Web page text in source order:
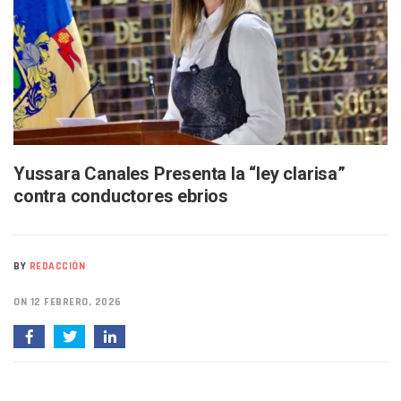
Van Por La Reorganización De Los Archivos Municipales
Estados Unidos Endurece Su Combate Al CJNG Con
Buscan A Wilber Armando Colmenares Márquez,
Melissa Madero Exige Aclarar Sustento Legal De Las
Washington Enfrenta Una Emergencia Ambiental Por
Avanza Plan Para Construir Estadio De Tritones Vallarta;
Nuevas Concesiones De Taxis En Puerto Vallarta, ¿para
Bruno Blancas Lleva El Mensaje De La Cuarta
Liberan 180 Crías De Iguana Verde En El Estero El Salado
Voces Del Orgullo Distingue A Referentes De La
Partido Verde Conforma Su 12.º “Ejército Del Verde” En
Yussara Canales Presenta la “ley clarisa”
contra conductores ebrios
BY REDACCIÓN
ON 12 FEBRERO, 2026